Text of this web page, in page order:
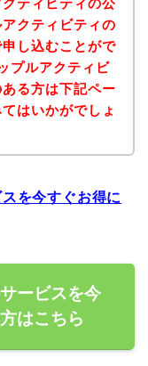
ティビティの公
クティビティの
し込むことがで
プルアクティビ
る方は下記ペー
はいかがでしょ
を今すぐお得に
ービスを今
はこちら